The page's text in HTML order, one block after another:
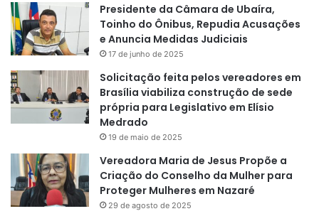
Presidente da Câmara de Ubaíra,
Toinho do Ônibus, Repudia Acusações
e Anuncia Medidas Judiciais
17 de junho de 2025
Solicitação feita pelos vereadores em
Brasília viabiliza construção de sede
própria para Legislativo em Elísio
Medrado
19 de maio de 2025
Vereadora Maria de Jesus Propõe a
Criação do Conselho da Mulher para
Proteger Mulheres em Nazaré
29 de agosto de 2025